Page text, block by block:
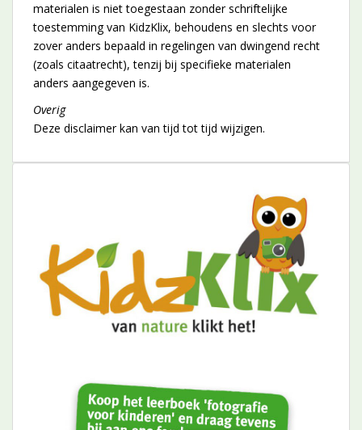
materialen is niet toegestaan zonder schriftelijke
toestemming van KidzKlix, behoudens en slechts voor
zover anders bepaald in regelingen van dwingend recht
(zoals citaatrecht), tenzij bij specifieke materialen
anders aangegeven is.
Overig
Deze disclaimer kan van tijd tot tijd wijzigen.